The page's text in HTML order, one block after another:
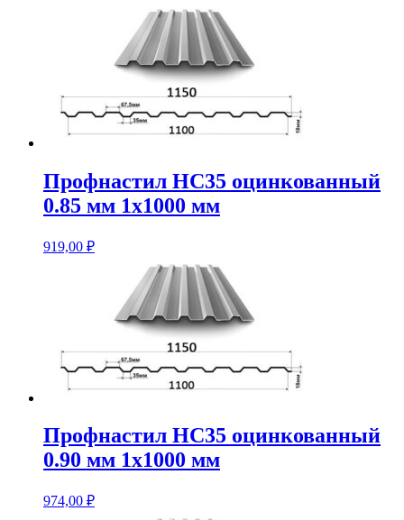
Профнастил НС35 оцинкованный
0.85 мм 1х1000 мм
919,00 ₽
Профнастил НС35 оцинкованный
0.90 мм 1х1000 мм
974,00 ₽